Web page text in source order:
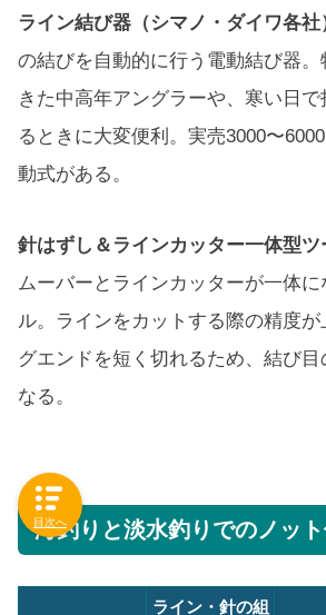
ライン結び器（シマノ・ダイワ各社
の結びを自動的に行う電動結び器。
きた中高年アングラーや、寒い日
るときに大変便利。実売3000〜
動式がある。
針はずし＆ラインカッター一体型ツ
ムーバーとラインカッターが一体
ル。ラインをカットする際の精度が
グエンドを短く切れるため、結び目
なる。
海釣りと淡水釣りでのノッ
ライン・針の組
目次へ